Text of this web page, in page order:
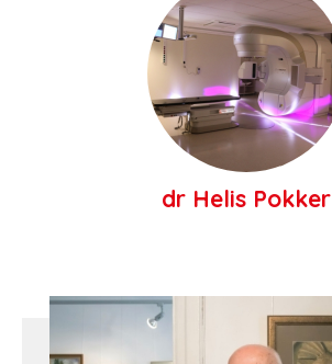
dr Helis Pokker